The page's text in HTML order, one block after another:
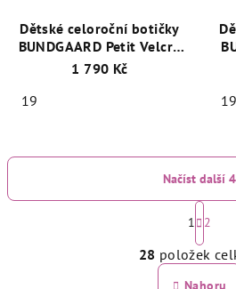
Dětské celoroční botičky
BUNDGAARD Petit Velcro
Sport BG101144 Modrá
1 790 Kč
19
19
O
v
l
Načíst další 4
S
t
r
á
n
1 2
28 položek
Nahoru